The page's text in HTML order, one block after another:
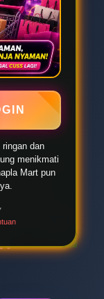
yang
lagi?
bikin
link
lagi
dan
menikmati
Mart pun